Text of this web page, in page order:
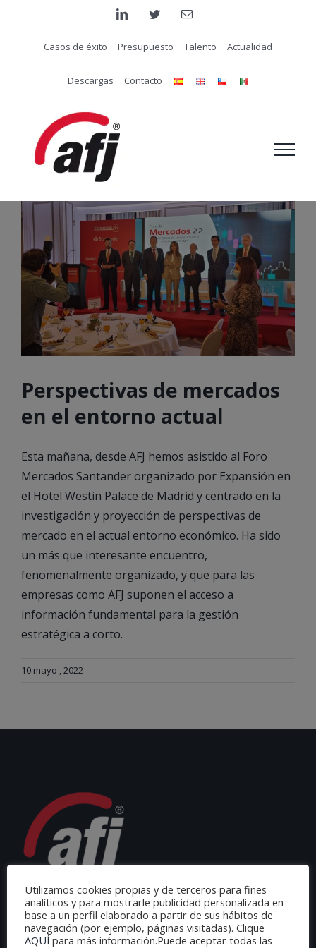
contenido
linkedintwitter Correo
Casos de éxito Presupuesto Talento Actualidad
Descargas Contacto
Perspectivas de mercados
en el entorno actual
Esta mañana, desde AFJ hemos asistido al Foro
Mercados Santander organizado por Expansión en
el Hotel Westin Palace de Madrid y centrado en la
investigación y proyección de perspectivas de
mercado en el actual entorno económico. Ha sido
un más que interesante encuentro,
fenomenalmente organizado, y que para las
empresas como AFJ suponen el acceso a
información fundamental para la gestión
estratégica a corto.
10 mayo , 2022
Utilizamos cookies propias y de terceros para fines
analíticos y para mostrarle publicidad personalizada en
base a un perfil elaborado a partir de sus hábitos de
navegación (por ejemplo, páginas visitadas). Clique
AQUÍ para más información.Puede aceptar todas las